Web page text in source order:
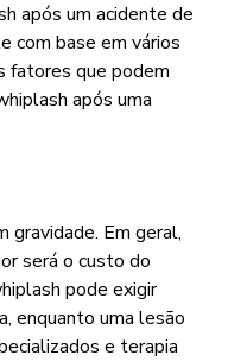
após um acidente de
com base em vários
fatores que podem
após uma
gravidade. Em geral,
será o custo do
pode exigir
enquanto uma lesão
e terapia